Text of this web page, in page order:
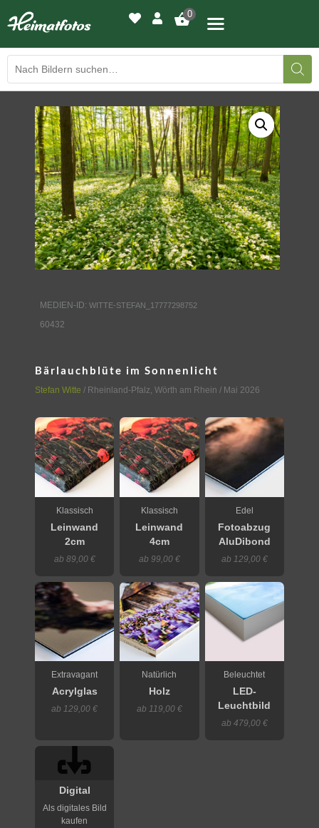
0
BILDERGALERIE
DRUCKQUALITÄTEN
LED-LEUCHTBILDER
WIR DRUCKEN IHR BILD
AUSSTELLUNGEN
KONTAKT
MEDIEN-ID: WITTE-STEFAN_17777298752
60432
Bärlauchblüte im Sonnenlicht
Stefan Witte / Rheinland-Pfalz, Wörth am Rhein / Mai 2026
Klassisch
Leinwand
2cm
ab 89,00 €
Klassisch
Leinwand
4cm
ab 99,00 €
Edel
Fotoabzug
AluDibond
ab 129,00 €
Extravagant
Acrylglas
ab 129,00 €
Natürlich
Holz
ab 119,00 €
Beleuchtet
LED-
Leuchtbild
ab 479,00 €
Digital
Als digitales Bild
kaufen